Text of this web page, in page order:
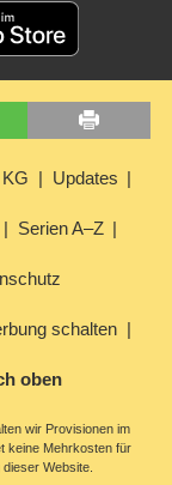
Updates
Serien A–Z
schalten
oben
wir Provisionen im
keine Mehrkosten für
Website.